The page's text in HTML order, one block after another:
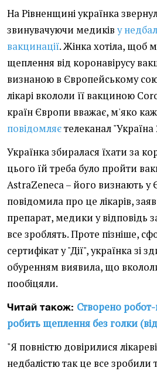
На Рівненщині українка
звинувачуючи медиків у
вакцинації. Жінка хотіла, щоб
щеплення від коронавірусу
визнаною в Європейському
лікарі вкололи її вакциною
країн Європи вважає, м'яко
повідомляєтелеканал "Україна
Українка збиралася їхати за
цього їй треба було пройти
AstraZeneca – його визнають у
повідомила про це лікарів,
препарат, медики у відповідь
все зроблять. Проте пізніше,
сертифікат у "Дії", українка зі
обуренням виявила, що
пообіцяли.
Читай також: Створено
робить щеплення без голки
"Я повністю довірилися
недбалістю так це все зробили